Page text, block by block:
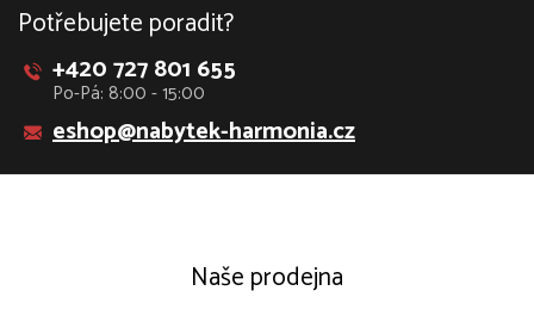
Potřebujete poradit?
+420 727 801 655
Po-Pá: 8:00 - 15:00
eshop@nabytek-harmonia.cz
Naše prodejna